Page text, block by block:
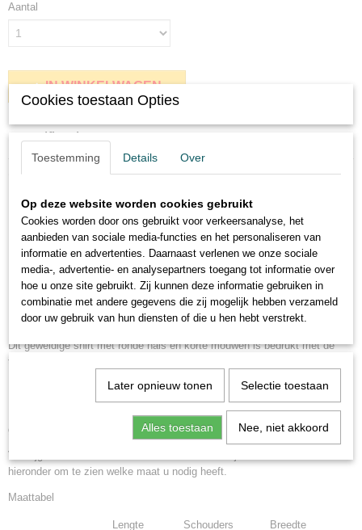
Aantal
IN WINKELWAGEN
Specificaties
Omschrijving
Perskoelersgat op t-shirt als print
met London, Paris, New York,
Perskoelersgat
Dit geweldige shirt met ronde hals en korte mouwen is bedrukt met de
tekst London, Paris, New York en Perskoelersgat
In zwart en wit verkrijgbaar.
Materiaal 100% katoen en 165 gram. Indien het shirt binnenstebuiten
gewassen wordt zal u er nog langer plezier van hebben.
Verkrijgbaar in de maten XS tot en met 5XL bekijk de maattaabel
hieronder om te zien welke maat u nodig heeft.
Maattabel
Lengte Schouders Breedte
Cookies toestaan Opties
Toestemming Details Over
Op deze website worden cookies gebruikt
Cookies worden door ons gebruikt voor verkeersanalyse, het
aanbieden van sociale media-functies en het personaliseren van
informatie en advertenties. Daarnaast verlenen we onze sociale
media-, advertentie- en analysepartners toegang tot informatie over
hoe u onze site gebruikt. Zij kunnen deze informatie gebruiken in
combinatie met andere gegevens die zij mogelijk hebben verzameld
door uw gebruik van hun diensten of die u hen hebt verstrekt.
Later opnieuw tonen Selectie toestaan
Alles toestaan Nee, niet akkoord